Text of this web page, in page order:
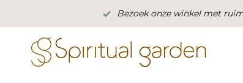
Bezoek onze winkel met